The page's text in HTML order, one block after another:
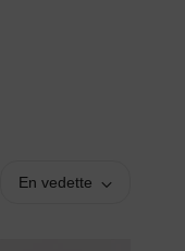
En vedette